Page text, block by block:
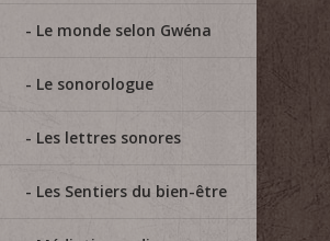
Le monde selon Gwéna
Le sonorologue
Les lettres sonores
Les Sentiers du bien-être